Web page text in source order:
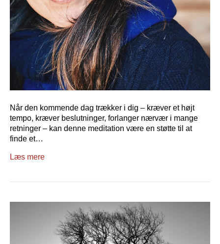
Når den kommende dag trækker i dig – kræver et højt
tempo, kræver beslutninger, forlanger nærvær i mange
retninger – kan denne meditation være en støtte til at
finde et…
Læs mere